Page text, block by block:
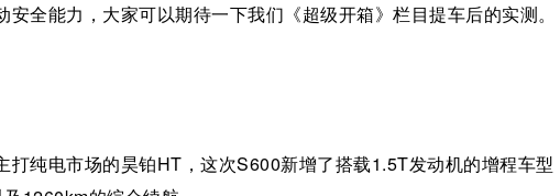
全能力，大家可以期待一下我们《超级开箱》栏目提车后的实测。
打纯电市场的昊铂HT，这次S600新增了搭载1.5T发动机的增程车型